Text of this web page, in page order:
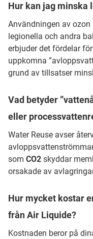
Hur kan jag minska
Användningen av
legionella och andra
erbjuder det fördelar
uppkomna
grund av tillsatser
Vad betyder
eller
Water Reuse avser
som CO2 skyddar
orsakade av
Hur mycket kostar
från Air Liquide?
Kostnaden beror på